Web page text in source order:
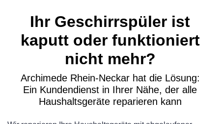
Ihr Geschirrspüler ist
kaputt oder funktioniert
nicht mehr?
Archimede Rhein-Neckar hat die Lösung:
Ein Kundendienst in Ihrer Nähe, der alle
Haushaltsgeräte reparieren kann